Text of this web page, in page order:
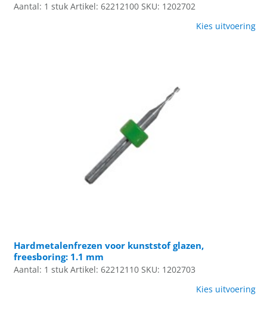
Aantal: 1 stuk Artikel: 62212100 SKU: 1202702
Kies uitvoering
Hardmetalenfrezen voor kunststof glazen,
freesboring: 1.1 mm
Aantal: 1 stuk Artikel: 62212110 SKU: 1202703
Kies uitvoering